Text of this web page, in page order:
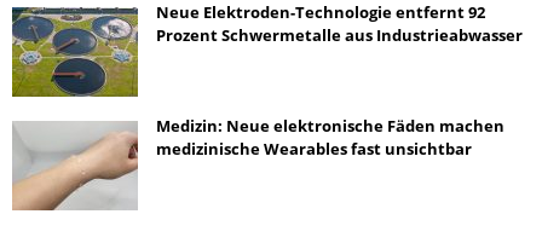
Neue Elektroden-Technologie entfernt 92
Prozent Schwermetalle aus Industrieabwasser
Medizin: Neue elektronische Fäden machen
medizinische Wearables fast unsichtbar